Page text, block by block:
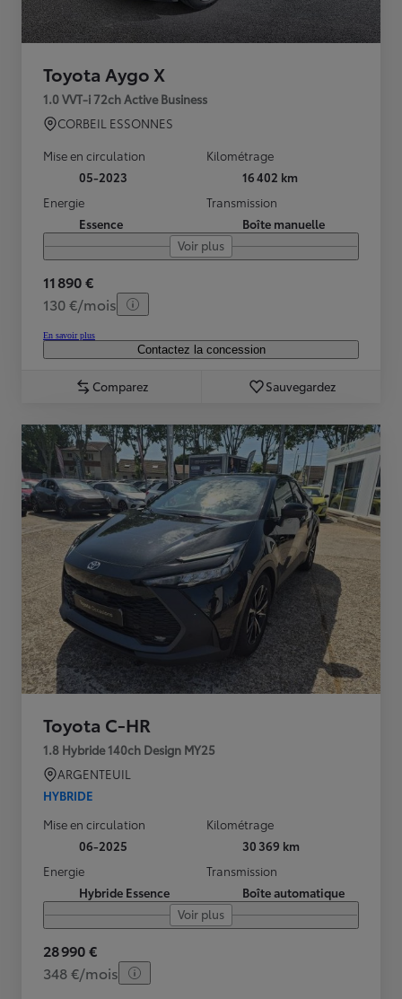
Toyota Aygo X
1.0 VVT-i 72ch Active Business
CORBEIL ESSONNES
Mise en circulation
05-2023
Kilométrage
16 402 km
Energie
Essence
Transmission
Boîte manuelle
Voir plus
11 890 €
130 €/mois
En savoir plus
Contactez la concession
Comparez Sauvegardez
Toyota C-HR
1.8 Hybride 140ch Design MY25
ARGENTEUIL
HYBRIDE
Mise en circulation
06-2025
Kilométrage
30 369 km
Energie
Hybride Essence
Transmission
Boîte automatique
Voir plus
28 990 €
348 €/mois